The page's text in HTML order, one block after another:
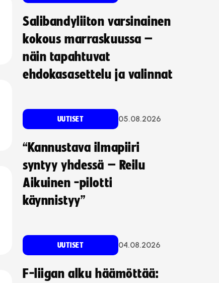
Salibandyliiton varsinainen
kokous marraskuussa –
näin tapahtuvat
ehdokasasettelu ja valinnat
UUTISET 05.08.2026
“Kannustava ilmapiiri
syntyy yhdessä – Reilu
Aikuinen -pilotti
käynnistyy”
UUTISET 04.08.2026
F-liigan alku häämöttää: